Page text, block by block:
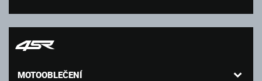
MOTOOBLEČENÍ